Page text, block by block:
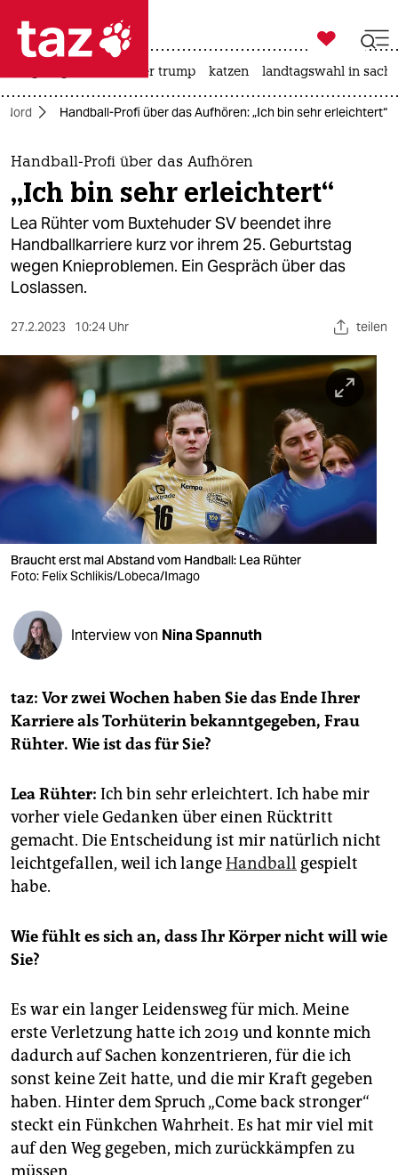
 taz zahl ich
taz zahl ich
themen
politik
öko
gesellschaft
kultur
sport
berlin
nord
wahrheit
verlag
shop
fragen & hilfe
unterstützen
abo
epaper login

taz zahl ich
usa unter trump katzen landtagswahl in
Nord Handball-Profi über das Aufhören: „Ich bin sehr erleichtert“
Handball-Profi über das Aufhören
„Ich bin sehr erleichtert“
Lea Rühter vom Buxtehuder SV beendet ihre
Handballkarriere kurz vor ihrem 25. Geburtstag
wegen Knieproblemen. Ein Gespräch über das
Loslassen.
27.2.2023 10:24 Uhr teilen
Braucht erst mal Abstand vom Handball: Lea Rühter
Foto: Felix Schlikis/Lobeca/Imago
Interview von Nina Spannuth
taz: Vor zwei Wochen haben Sie das Ende Ihrer
Karriere als Torhüterin bekanntgegeben, Frau
Rühter. Wie ist das für Sie?
Lea Rühter: Ich bin sehr erleichtert. Ich habe mir
vorher viele Gedanken über einen Rücktritt
gemacht. Die Entscheidung ist mir natürlich nicht
leichtgefallen, weil ich langeHandball gespielt
habe.
Wie fühlt es sich an, dass Ihr Körper nicht will wie
Sie?
Es war ein langer Leidensweg für mich. Meine
erste Verletzung hatte ich 2019 und konnte mich
dadurch auf Sachen konzentrieren, für die ich
sonst keine Zeit hatte, und die mir Kraft gegeben
haben. Hinter dem Spruch „Come back stronger“
steckt ein Fünkchen Wahrheit. Es hat mir viel mit
auf den Weg gegeben, mich zurückkämpfen zu